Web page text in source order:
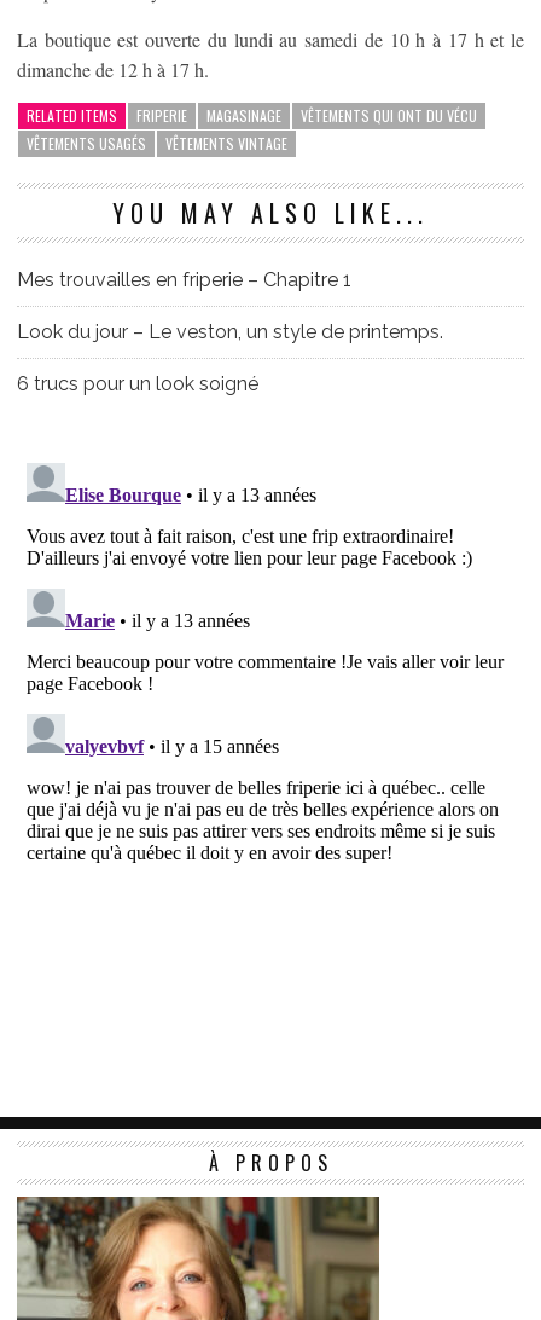
La boutique est ouverte du lundi au samedi de 10 h à 17 h et le
dimanche de 12 h à 17 h.
RELATED ITEMS FRIPERIE MAGASINAGE
VÊTEMENTS QUI ONT DU VÉCU
VÊTEMENTS USAGÉS
VÊTEMENTS VINTAGE
YOU MAY ALSO LIKE...
Mes trouvailles en friperie – Chapitre 1
Look du jour – Le veston, un style de printemps.
6 trucs pour un look soigné
À PROPOS